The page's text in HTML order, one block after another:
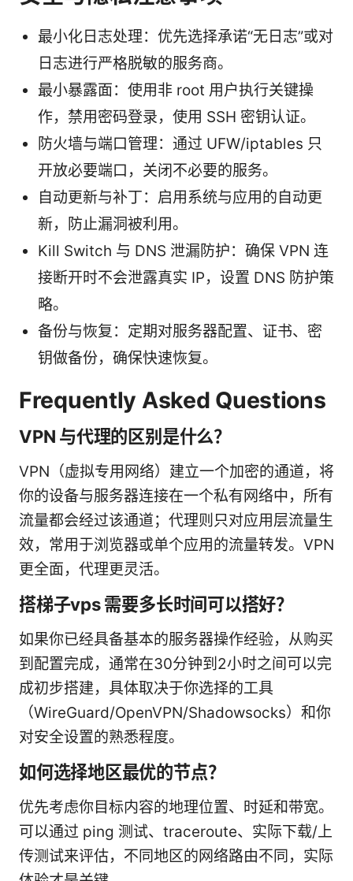
最小化日志处理：优先选择承诺“无日志”或对
日志进行严格脱敏的服务商。
最小暴露面：使用非 root 用户执行关键操
作，禁用密码登录，使用 SSH 密钥认证。
防火墙与端口管理：通过 UFW/iptables 只
开放必要端口，关闭不必要的服务。
自动更新与补丁：启用系统与应用的自动更
新，防止漏洞被利用。
Kill Switch 与 DNS 泄漏防护：确保 VPN 连
接断开时不会泄露真实 IP，设置 DNS 防护策
略。
备份与恢复：定期对服务器配置、证书、密
钥做备份，确保快速恢复。
Frequently Asked Questions
VPN 与代理的区别是什么？
VPN（虚拟专用网络）建立一个加密的通道，将
你的设备与服务器连接在一个私有网络中，所有
流量都会经过该通道；代理则只对应用层流量生
效，常用于浏览器或单个应用的流量转发。VPN
更全面，代理更灵活。
搭梯子vps 需要多长时间可以搭好？
如果你已经具备基本的服务器操作经验，从购买
到配置完成，通常在30分钟到2小时之间可以完
成初步搭建，具体取决于你选择的工具
（WireGuard/OpenVPN/Shadowsocks）和你
对安全设置的熟悉程度。
如何选择地区最优的节点？
优先考虑你目标内容的地理位置、时延和带宽。
可以通过 ping 测试、traceroute、实际下载/上
传测试来评估，不同地区的网络路由不同，实际